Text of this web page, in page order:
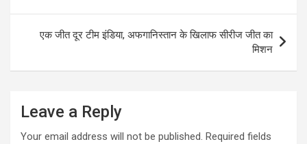
एक जीत दूर टीम इंडिया, अफगानिस्तान के खिलाफ सीरीज जीत का
मिशन
Leave a Reply
Your email address will not be published. Required fields